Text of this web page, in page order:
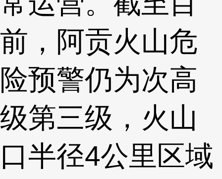
前，阿贡火山危
险预警仍为次高
级第三级，火山
口半径4公里区域